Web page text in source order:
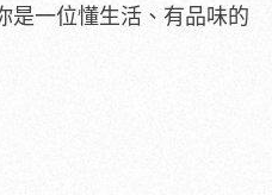
是一位懂生活、有品味的